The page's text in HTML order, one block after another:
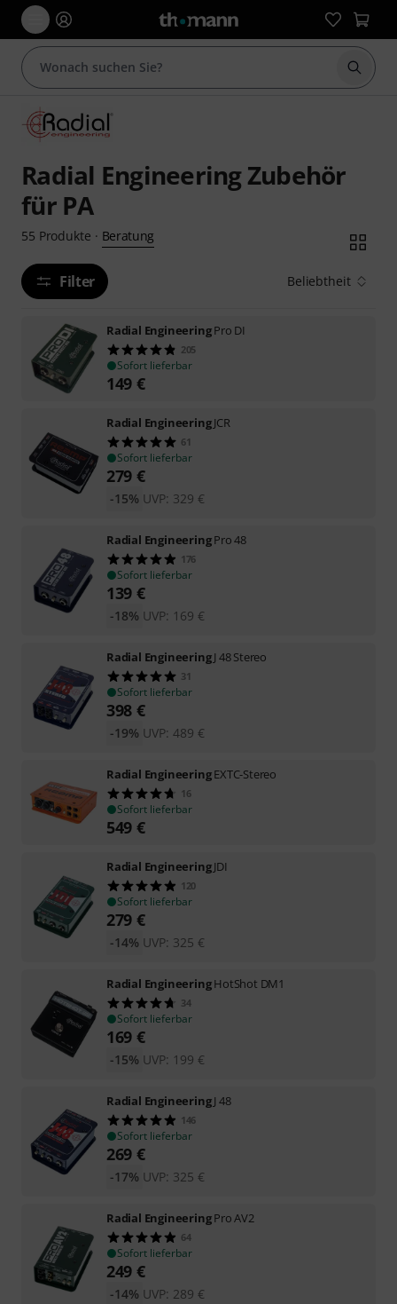
Suche
Radial Engineering Zubehör
für PA
55 Produkte · Beratung
Filter Beliebtheit
Radial EngineeringPro DI
205
Sofort lieferbar
149 €
Radial EngineeringJCR
61
Sofort lieferbar
279 €
UVP: 329 €
-15%
Radial EngineeringPro 48
176
Sofort lieferbar
139 €
UVP: 169 €
-18%
Radial EngineeringJ 48 Stereo
31
Sofort lieferbar
398 €
UVP: 489 €
-19%
Radial EngineeringEXTC-Stereo
16
Sofort lieferbar
549 €
Radial EngineeringJDI
120
Sofort lieferbar
279 €
UVP: 325 €
-14%
Radial EngineeringHotShot DM1
34
Sofort lieferbar
169 €
UVP: 199 €
-15%
Radial EngineeringJ 48
146
Sofort lieferbar
269 €
UVP: 325 €
-17%
Radial EngineeringPro AV2
64
Sofort lieferbar
249 €
UVP: 289 €
-14%